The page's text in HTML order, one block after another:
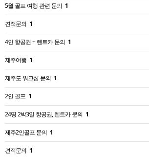
5월 골프 여행 관련 문의 1
견적문의 1
4인 항공권 + 렌트카 문의 1
제주여행 1
제주도 워크샵 문의 1
2인 골프 1
24명 2박3일 항공권, 렌트카 문의 1
제주2인골프 문의 1
견적문의 1